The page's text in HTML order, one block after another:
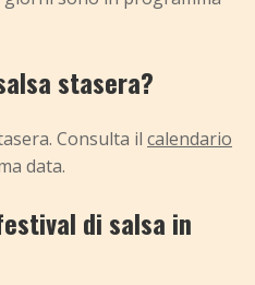
stasera?
Consulta il calendario
data.
di salsa in